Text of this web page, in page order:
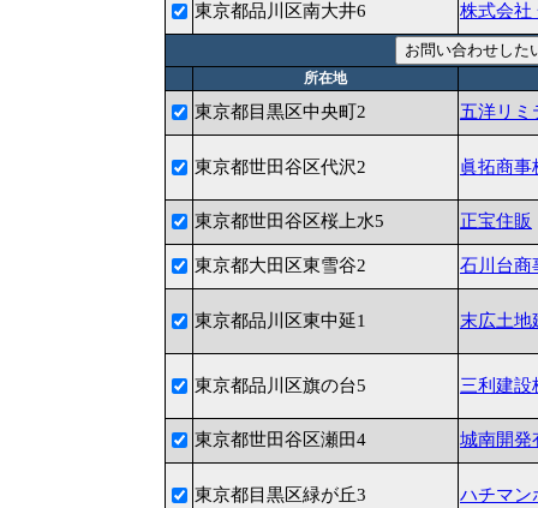
東京都品川区南大井6 株式会社
所在地
東京都目黒区中央町2 五洋リミ
東京都世田谷区代沢2 眞拓商事
東京都世田谷区桜上水5 正宝住販
東京都大田区東雪谷2 石川台商
東京都品川区東中延1 末広土地
東京都品川区旗の台5 三利建設
東京都世田谷区瀬田4 城南開発
東京都目黒区緑が丘3 ハチマン